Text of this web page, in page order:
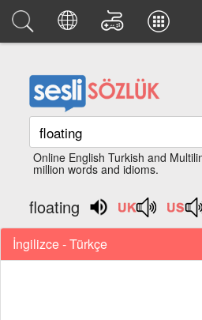
Online English Turkish and
million words and idioms.
floating
İngilizce - Türkçe